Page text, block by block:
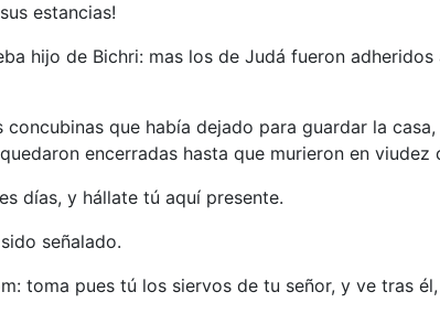
estancias!
hijo de Bichri: mas los de Judá fueron adheridos
que había dejado para guardar la
encerradas hasta que murieron en viudez
días, y hállate tú aquí presente.
señalado.
toma pues tú los siervos de tu señor, y ve tras